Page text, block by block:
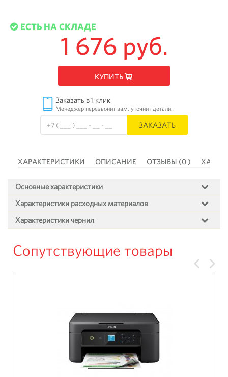
ЕСТЬ НА СКЛАДЕ
1 676 руб.
КУПИТЬ
Заказать в 1 клик
Менеджер перезвонит вам, уточнит детали.
ЗАКАЗАТЬ
ХАРАКТЕРИСТИКИ ОПИСАНИЕ ОТЗЫВЫ (0 )
Основные характеристики
Характеристики расходных материалов
Характеристики чернил
Сопутствующие товары